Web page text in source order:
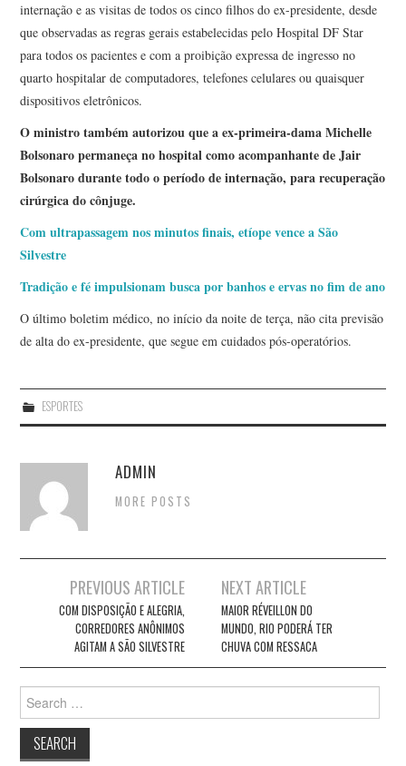
internação e as visitas de todos os cinco filhos do ex-presidente, desde
que observadas as regras gerais estabelecidas pelo Hospital DF Star
para todos os pacientes e com a proibição expressa de ingresso no
quarto hospitalar de computadores, telefones celulares ou quaisquer
dispositivos eletrônicos.
O ministro também autorizou que a ex-primeira-dama Michelle
Bolsonaro permaneça no hospital como acompanhante de Jair
Bolsonaro durante todo o período de internação, para recuperação
cirúrgica do cônjuge.
Com ultrapassagem nos minutos finais, etíope vence a São
Silvestre
Tradição e fé impulsionam busca por banhos e ervas no fim de ano
O último boletim médico, no início da noite de terça, não cita previsão
de alta do ex-presidente, que segue em cuidados pós-operatórios.
ESPORTES
ADMIN
MORE POSTS
navigation
PREVIOUS ARTICLE
COM DISPOSIÇÃO E ALEGRIA,
CORREDORES ANÔNIMOS
AGITAM A SÃO SILVESTRE
NEXT ARTICLE
MAIOR RÉVEILLON DO
MUNDO, RIO PODERÁ TER
CHUVA COM RESSACA
Search
for: